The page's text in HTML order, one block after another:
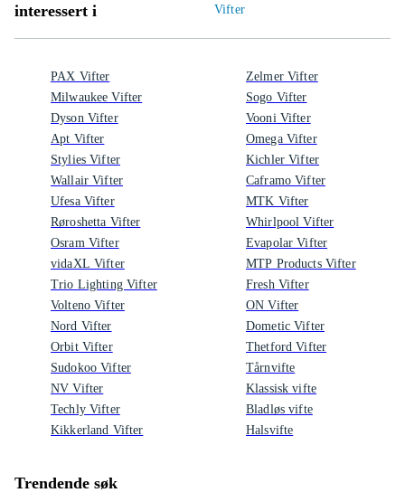
interessert i
Vifter
PAX Vifter
Milwaukee Vifter
Dyson Vifter
Apt Vifter
Stylies Vifter
Wallair Vifter
Ufesa Vifter
Røroshetta Vifter
Osram Vifter
vidaXL Vifter
Trio Lighting Vifter
Volteno Vifter
Nord Vifter
Orbit Vifter
Sudokoo Vifter
NV Vifter
Techly Vifter
Kikkerland Vifter
Zelmer Vifter
Sogo Vifter
Vooni Vifter
Omega Vifter
Kichler Vifter
Caframo Vifter
MTK Vifter
Whirlpool Vifter
Evapolar Vifter
MTP Products Vifter
Fresh Vifter
ON Vifter
Dometic Vifter
Thetford Vifter
Tårnvifte
Klassisk vifte
Bladløs vifte
Halsvifte
Trendende søk